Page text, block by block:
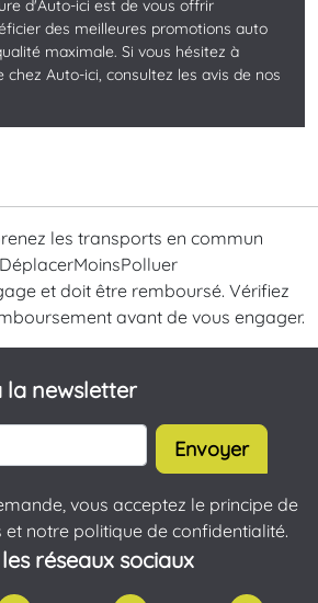
d'Auto-ici est de vous offrir
des meilleures promotions auto
maximale. Si vous hésitez à
Auto-ici, consultez les avis de nos
les transports en commun
et doit être remboursé. Vérifiez
avant de vous engager.
la newsletter
Envoyer
vous acceptez le principe de
notre politique de confidentialité.
réseaux sociaux